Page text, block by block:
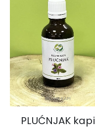
BILJNE KAPI
PLUĆNJAK kapi